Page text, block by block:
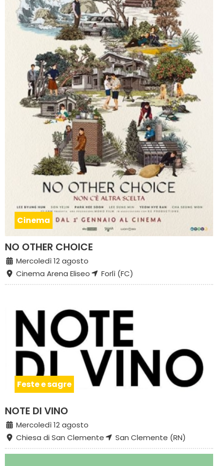
Cinema
NO OTHER CHOICE
Mercoledì 12 agosto
Cinema Arena Eliseo
Forlì (FC)
Feste e sagre
NOTE DI VINO
Mercoledì 12 agosto
Chiesa di San Clemente
San Clemente (RN)